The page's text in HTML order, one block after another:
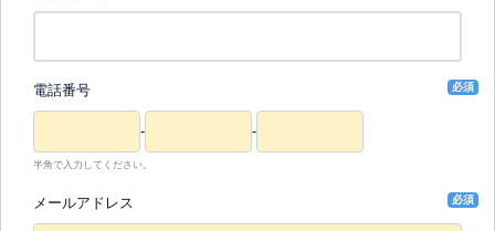
電話番号 必須
- -
半角で入力してください。
メールアドレス 必須